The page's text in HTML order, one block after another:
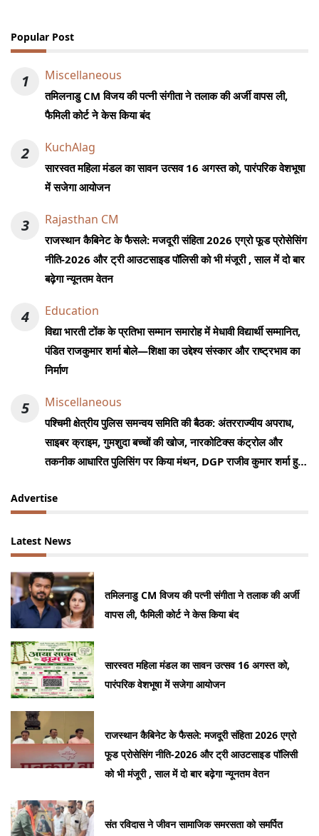
Popular Post
1 Miscellaneous
तमिलनाडु CM विजय की पत्नी संगीता ने तलाक की अर्जी वापस ली,
फैमिली कोर्ट ने केस किया बंद
2 KuchAlag
सारस्वत महिला मंडल का सावन उत्सव 16 अगस्त को, पारंपरिक वेशभूषा
में सजेगा आयोजन
3 Rajasthan CM
राजस्थान कैबिनेट के फैसले: मजदूरी संहिता 2026 एग्रो फूड प्रोसेसिंग
नीति-2026 और ट्री आउटसाइड पॉलिसी को भी मंजूरी , साल में दो बार
बढ़ेगा न्यूनतम वेतन
4 Education
विद्या भारती टोंक के प्रतिभा सम्मान समारोह में मेधावी विद्यार्थी सम्मानित,
पंडित राजकुमार शर्मा बोले—शिक्षा का उद्देश्य संस्कार और राष्ट्रभाव का
निर्माण
5 Miscellaneous
पश्चिमी क्षेत्रीय पुलिस समन्वय समिति की बैठक: अंतरराज्यीय अपराध,
साइबर क्राइम, गुमशुदा बच्चों की खोज, नारकोटिक्स कंट्रोल और
तकनीक आधारित पुलिसिंग पर किया मंथन, DGP राजीव कुमार शर्मा हुए
Advertise
Latest News
तमिलनाडु CM विजय की पत्नी संगीता ने तलाक की अर्जी
वापस ली, फैमिली कोर्ट ने केस किया बंद
सारस्वत महिला मंडल का सावन उत्सव 16 अगस्त को,
पारंपरिक वेशभूषा में सजेगा आयोजन
राजस्थान कैबिनेट के फैसले: मजदूरी संहिता 2026 एग्रो
फूड प्रोसेसिंग नीति-2026 और ट्री आउटसाइड पॉलिसी
को भी मंजूरी , साल में दो बार बढ़ेगा न्यूनतम वेतन
संत रविदास ने जीवन सामाजिक समरसता को समर्पित